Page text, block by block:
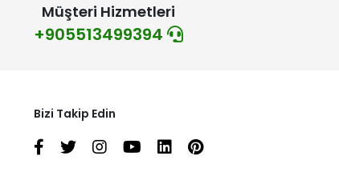
Müşteri Hizmetleri
+905513499394
Bizi Takip Edin